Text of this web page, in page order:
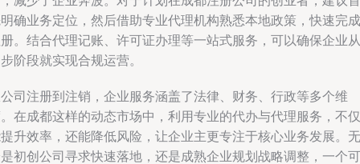
确业务定位，然后借助专业代理机构熟悉本地政策，快速完成
。结合代理记账、许可证办理等一站式服务，可以确保企业从
阶段就实现合规运营。
司注册到注销，企业服务涵盖了法律、财务、行政等多个维
在成都这样的动态市场中，利用专业的代办与代理服务，不仅
升效率，还能降低风险，让企业主更专注于核心业务发展。无
初创公司寻求快速落地，还是成熟企业规划战略调整，一个可